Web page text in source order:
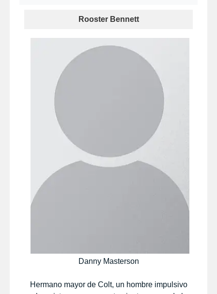
Rooster Bennett
Danny Masterson
Hermano mayor de Colt, un hombre impulsivo